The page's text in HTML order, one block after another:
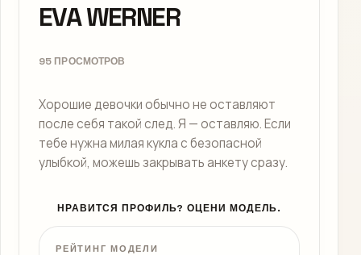
EVA WERNER
95 ПРОСМОТРОВ
Хорошие девочки обычно не оставляют
после себя такой след. Я — оставляю. Если
тебе нужна милая кукла с безопасной
улыбкой, можешь закрывать анкету сразу.
НРАВИТСЯ ПРОФИЛЬ? ОЦЕНИ МОДЕЛЬ.
РЕЙТИНГ МОДЕЛИ